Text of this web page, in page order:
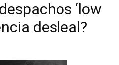
‘low
desleal?